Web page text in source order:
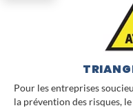
Pour les entreprises
la prévention des risques,